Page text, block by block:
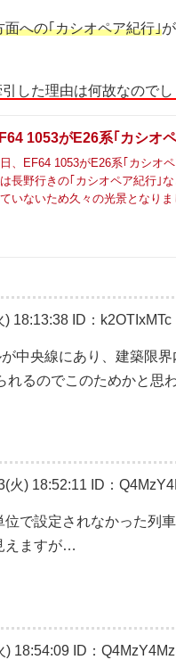
への｢カシオペア紀行｣
した理由は何故なのでし
1053がE26系｢カシオペ
、EF64 1053がE26系｢カシオ
長野行きの｢カシオペア紀行｣
いないため久々の光景となり
) 18:13:38 ID：k2OTIxMTc
中央線にあり、建築限
るのでこのためかと思わ
火) 18:52:11 ID：
で設定されなかった列
えますが…
) 18:54:09 ID：Q4MzY4MzI